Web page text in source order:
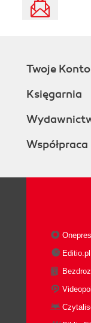
Twoje Konto
Księgarnia
Współpraca
Editio.pl